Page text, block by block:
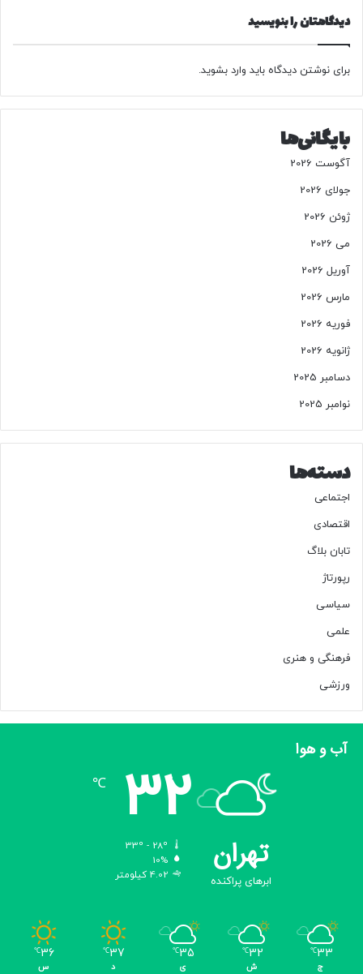
د
دیدگاهتان را بنویسید
برای نوشتن دیدگاه باید وارد بشوید.
بایگانی‌ها
آگوست 2026
جولای 2026
ژوئن 2026
می 2026
آوریل 2026
مارس 2026
فوریه 2026
ژانویه 2026
دسامبر 2025
نوامبر 2025
دسته‌ها
اجتماعی
اقتصادی
تابان بلاگ
رپورتاژ
سیاسی
علمی
فرهنگی و هنری
ورزشی
آب و هوا
تهران
ابرهای پراکنده
32
℃
10%
4.02 کیلومتر
33
℃
ج
32
℃
ش
35
℃
ی
37
℃
د
36
℃
س